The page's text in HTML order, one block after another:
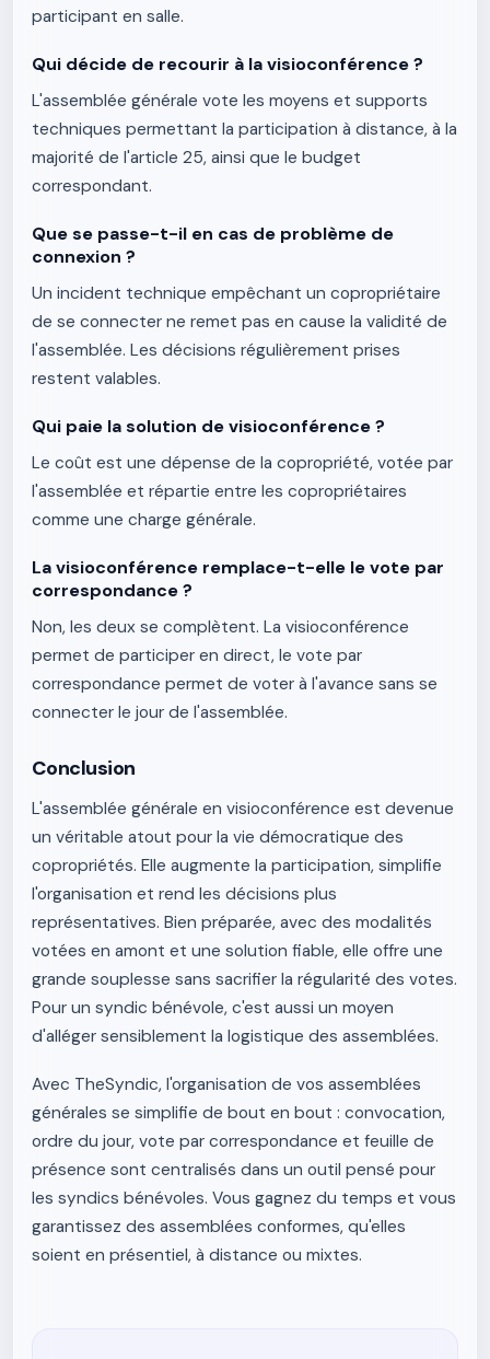
participant en salle.
Qui décide de recourir à la visioconférence ?
L'assemblée générale vote les moyens et supports
techniques permettant la participation à distance, à la
majorité de l'article 25, ainsi que le budget
correspondant.
Que se passe-t-il en cas de problème de
connexion ?
Un incident technique empêchant un copropriétaire
de se connecter ne remet pas en cause la validité de
l'assemblée. Les décisions régulièrement prises
restent valables.
Qui paie la solution de visioconférence ?
Le coût est une dépense de la copropriété, votée par
l'assemblée et répartie entre les copropriétaires
comme une charge générale.
La visioconférence remplace-t-elle le vote par
correspondance ?
Non, les deux se complètent. La visioconférence
permet de participer en direct, le vote par
correspondance permet de voter à l'avance sans se
connecter le jour de l'assemblée.
Conclusion
L'assemblée générale en visioconférence est devenue
un véritable atout pour la vie démocratique des
copropriétés. Elle augmente la participation, simplifie
l'organisation et rend les décisions plus
représentatives. Bien préparée, avec des modalités
votées en amont et une solution fiable, elle offre une
grande souplesse sans sacrifier la régularité des votes.
Pour un syndic bénévole, c'est aussi un moyen
d'alléger sensiblement la logistique des assemblées.
Avec TheSyndic, l'organisation de vos assemblées
générales se simplifie de bout en bout : convocation,
ordre du jour, vote par correspondance et feuille de
présence sont centralisés dans un outil pensé pour
les syndics bénévoles. Vous gagnez du temps et vous
garantissez des assemblées conformes, qu'elles
soient en présentiel, à distance ou mixtes.